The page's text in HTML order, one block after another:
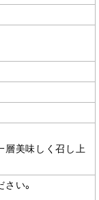
層美味しく召し上
い。